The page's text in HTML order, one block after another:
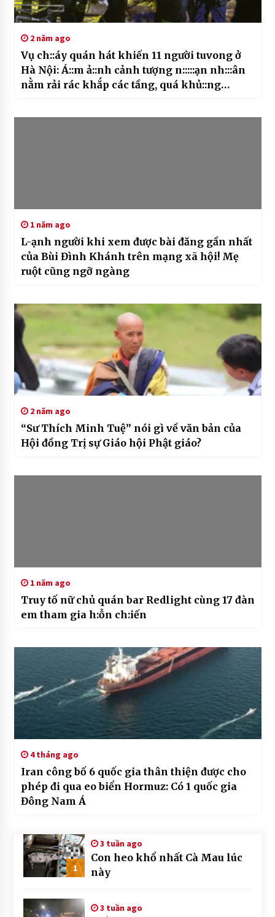
2 năm ago
Vụ ch::áy quán hát khiến 11 người tuvong ở
Hà Nội: Á::m ả::nh cảnh tượng n:::::ạn nh:::ân
nằm rải rác khắp các tầng, quá khủ::ng
1 năm ago
L-ạnh người khi xem được bài đăng gần nhất
của Bùi Đình Khánh trên mạng xã hội! Mẹ
ruột cũng ngỡ ngàng
2 năm ago
“Sư Thích Minh Tuệ” nói gì về văn bản của
Hội đồng Trị sự Giáo hội Phật giáo?
1 năm ago
Truy tố nữ chủ quán bar Redlight cùng 17 đàn
em tham gia h:ỗn ch:iến
4 tháng ago
Iran công bố 6 quốc gia thân thiện được cho
phép đi qua eo biển Hormuz: Có 1 quốc gia
Đông Nam Á
1
3 tuần ago
Con heo khổ nhất Cà Mau lúc
này
3 tuần ago